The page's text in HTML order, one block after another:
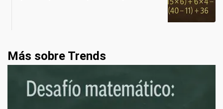
Más sobre Trends